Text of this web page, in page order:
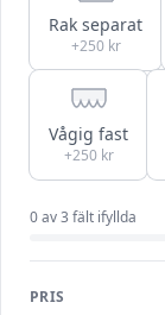
Rak separat
+250 kr
Vågig fast
+250 kr
0av3 fält ifyllda
PRIS